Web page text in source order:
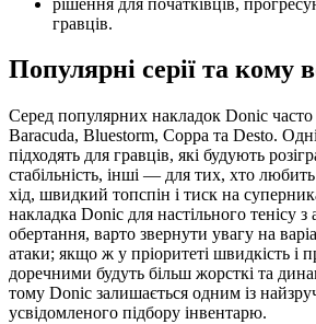
гравців.
Популярні серії та кому
Серед популярних накладок Donic часто
Baracuda, Bluestorm, Coppa та Desto.
підходять для гравців, які будують
стабільність, інші — для тих, хто
хід, швидкий топспін і тиск на
накладка Donic для настільного тенісу
обертання, варто звернути увагу на
атаки; якщо ж у пріоритеті швидкість і
доречними будуть більш жорсткі та
тому Donic залишається одним із
усвідомленого підбору інвентарю.